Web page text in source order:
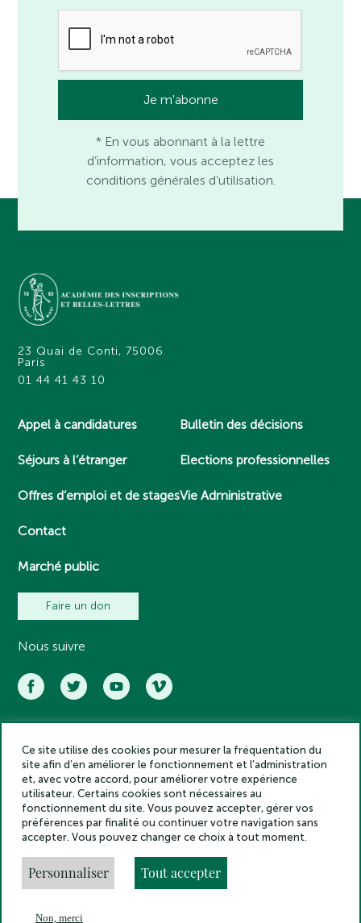
* En vous abonnant à la lettre
d’information, vous acceptez les
conditions générales d’utilisation.
23 Quai de Conti, 75006
Paris
01 44 41 43 10
Appel à candidatures
Séjours à l’étranger
Offres d’emploi et de stages
Contact
Marché public
Bulletin des décisions
Elections professionnelles
Vie Administrative
Faire un don
Nous suivre
Académie des inscriptions et belles lettres – Tous droits réservés
2025
Politique de confidentialité
Mentions légales
Crédits
Gestion des cookies
Made by
Ce site utilise des cookies pour mesurer la fréquentation du
site afin d’en améliorer le fonctionnement et l’administration
et, avec votre accord, pour améliorer votre expérience
utilisateur. Certains cookies sont nécessaires au
fonctionnement du site. Vous pouvez accepter, gérer vos
préférences par finalité ou continuer votre navigation sans
accepter. Vous pouvez changer ce choix à tout moment.
Personnaliser Tout accepter
Non, merci